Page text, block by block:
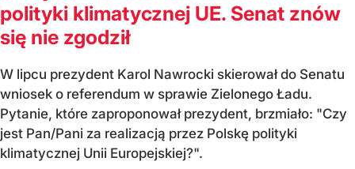
polityki klimatycznej UE. Senat znów
się nie zgodził
W lipcu prezydent Karol Nawrocki skierował do Senatu
wniosek o referendum w sprawie Zielonego Ładu.
Pytanie, które zaproponował prezydent, brzmiało: "Czy
jest Pan/Pani za realizacją przez Polskę polityki
klimatycznej Unii Europejskiej?".